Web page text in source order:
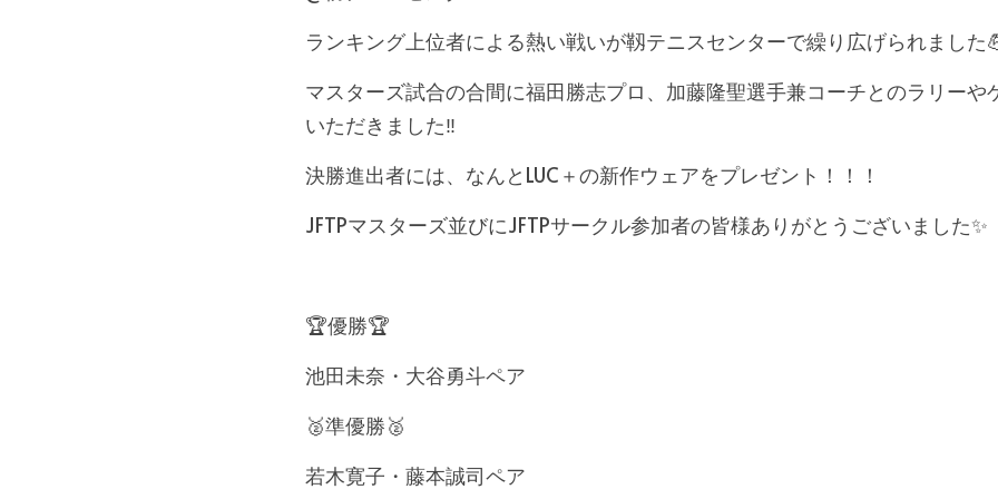
ランキング上位者による熱い戦いが靱テニスセンターで繰り広げられました
マスターズ試合の合間に福田勝志プロ、加藤隆聖選手兼コーチとのラリーや
いただきました‼️
決勝進出者には、なんとLUC＋の新作ウェアをプレゼント！！！
JFTPマスターズ並びにJFTPサークル参加者の皆様ありがとうございました✨
🏆優勝🏆
池田未奈・大谷勇斗ペア
🥈準優勝🥈
若木寛子・藤本誠司ペア